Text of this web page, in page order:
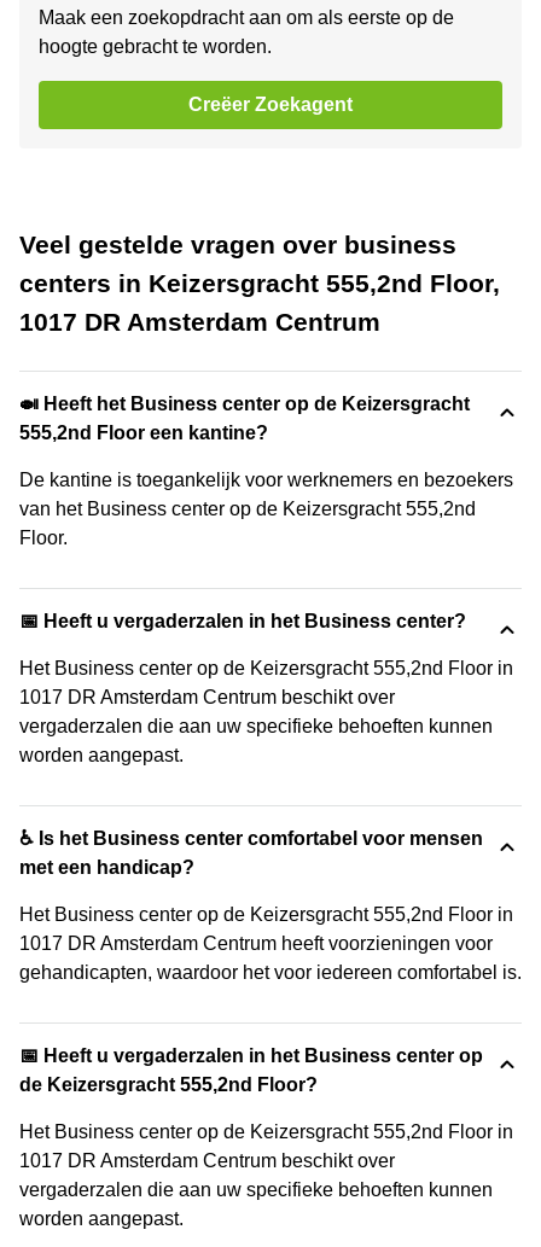
Maak een zoekopdracht aan om als eerste op de
hoogte gebracht te worden.
Creëer Zoekagent
Veel gestelde vragen over business
centers in Keizersgracht 555,2nd Floor,
1017 DR Amsterdam Centrum
🍛 Heeft het Business center op de Keizersgracht
555,2nd Floor een kantine?
De kantine is toegankelijk voor werknemers en bezoekers
van het Business center op de Keizersgracht 555,2nd
Floor.
📅 Heeft u vergaderzalen in het Business center?
Het Business center op de Keizersgracht 555,2nd Floor in
1017 DR Amsterdam Centrum beschikt over
vergaderzalen die aan uw specifieke behoeften kunnen
worden aangepast.
♿ Is het Business center comfortabel voor mensen
met een handicap?
Het Business center op de Keizersgracht 555,2nd Floor in
1017 DR Amsterdam Centrum heeft voorzieningen voor
gehandicapten, waardoor het voor iedereen comfortabel is.
📅 Heeft u vergaderzalen in het Business center op
de Keizersgracht 555,2nd Floor?
Het Business center op de Keizersgracht 555,2nd Floor in
1017 DR Amsterdam Centrum beschikt over
vergaderzalen die aan uw specifieke behoeften kunnen
worden aangepast.